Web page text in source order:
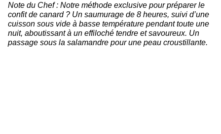
Note du Chef : Notre méthode exclusive pour préparer le
confit de canard ? Un saumurage de 8 heures, suivi d’une
cuisson sous vide à basse température pendant toute une
nuit, aboutissant à un effiloché tendre et savoureux. Un
passage sous la salamandre pour une peau croustillante.